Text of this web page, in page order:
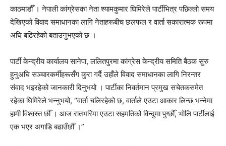
काठमाडौँ । नेपाली कांग्रेसका नेता श्यामकुमार घिमिरेले पार्टीभित्र पछिल्लो समय
देखिएको विवाद समाधानका लागि नेताहरूबीच छलफल र वार्ता सकारात्मक रूपमा
अघि बढिरहेको बताउनुभएको छ ।
पार्टी केन्द्रीय कार्यालय सानेपा, ललितपुरमा कांग्रेस केन्द्रीय समिति बैठक सुरु
हुनुअघि सञ्चारकर्मीहरूसँग कुरा गर्दै उहाँले विवाद समाधानका लागि निरन्तर
संवाद भइरहेको जानकारी दिनुभयो । पार्टीका निवर्तमान प्रमुख सचेतकसमेत
रहेका घिमिरेले भन्नुभयो, “वार्ता चलिरहेको छ, वार्ताले एउटा आकार लिन्छ भन्नेमा
हामी विश्वस्त छौँ । आज रातभरिमा एउटा सहमतिको विन्दुमा पुग्छौँ, भोलि पार्टीलाई
एक भएर अगाडि बढाउँछौँ ।”